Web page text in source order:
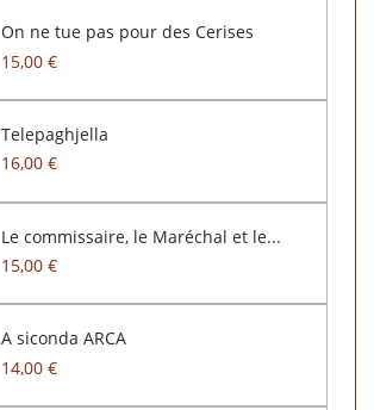
On ne tue pas pour des Cerises
15,00 €
Telepaghjella
16,00 €
Le commissaire, le Maréchal et le...
15,00 €
A siconda ARCA
14,00 €